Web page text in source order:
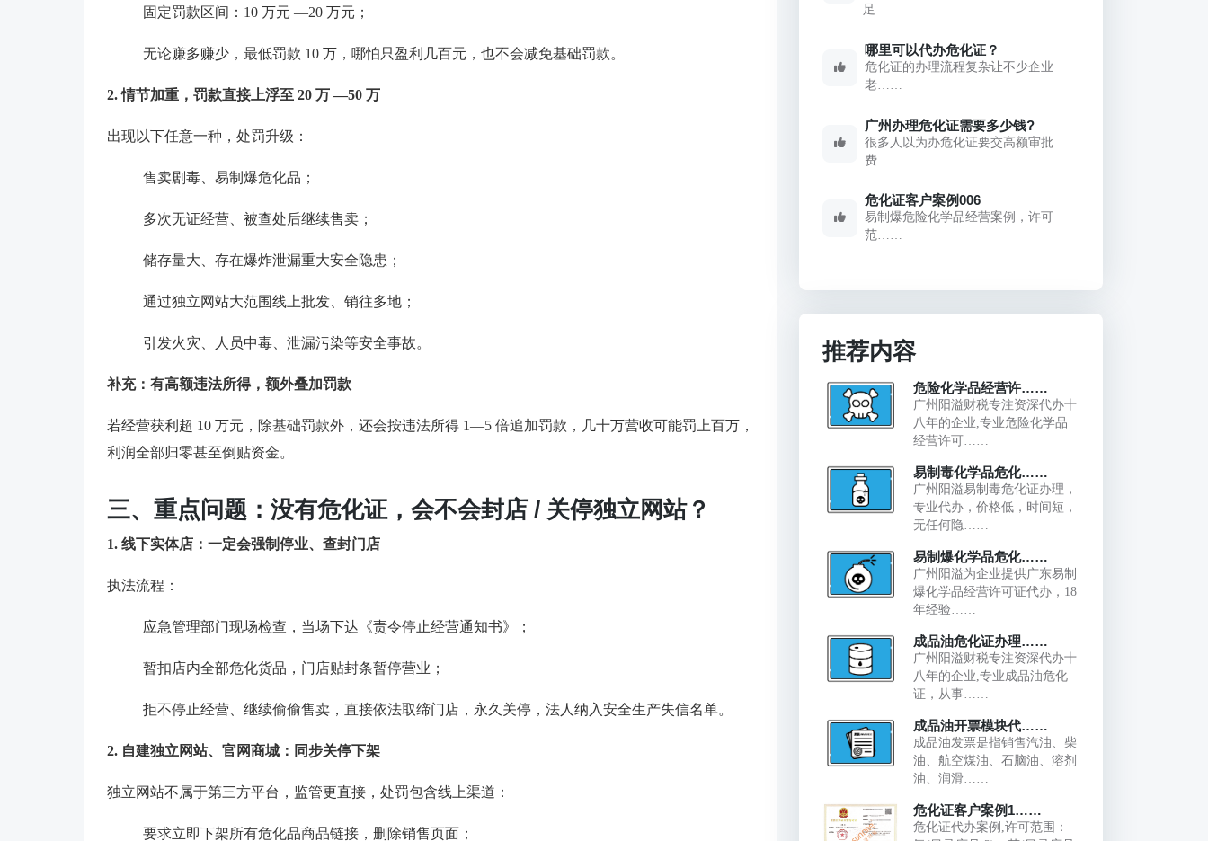
固定罚款区间：10 万元 —20 万元；
无论赚多赚少，最低罚款 10 万，哪怕只盈利几百元，也不会减免基础罚款。
2. 情节加重，罚款直接上浮至 20 万 —50 万
出现以下任意一种，处罚升级：
售卖剧毒、易制爆危化品；
多次无证经营、被查处后继续售卖；
储存量大、存在爆炸泄漏重大安全隐患；
通过独立网站大范围线上批发、销往多地；
引发火灾、人员中毒、泄漏污染等安全事故。
补充：有高额违法所得，额外叠加罚款
若经营获利超 10 万元，除基础罚款外，还会按违法所得 1—5 倍追加罚款，几十万营收可能罚上百万，
利润全部归零甚至倒贴资金。
三、重点问题：没有危化证，会不会封店 / 关停独立网站？
1. 线下实体店：一定会强制停业、查封门店
执法流程：
应急管理部门现场检查，当场下达《责令停止经营通知书》；
暂扣店内全部危化货品，门店贴封条暂停营业；
拒不停止经营、继续偷偷售卖，直接依法取缔门店，永久关停，法人纳入安全生产失信名单。
2. 自建独立网站、官网商城：同步关停下架
独立网站不属于第三方平台，监管更直接，处罚包含线上渠道：
要求立即下架所有危化品商品链接，删除销售页面；
足……
哪里可以代办危化证？
危化证的办理流程复杂让不少企业
老……
广州办理危化证需要多少钱?
很多人以为办危化证要交高额审批
费……
危化证客户案例006
易制爆危险化学品经营案例，许可
范……
推荐内容
危险化学品经营许……
广州阳溢财税专注资深代办十
八年的企业,专业危险化学品
经营许可……
易制毒化学品危化……
广州阳溢易制毒危化证办理，
专业代办，价格低，时间短，
无任何隐……
易制爆化学品危化……
广州阳溢为企业提供广东易制
爆化学品经营许可证代办，18
年经验……
成品油危化证办理……
广州阳溢财税专注资深代办十
八年的企业,专业成品油危化
证，从事……
成品油开票模块代……
成品油发票是指销售汽油、柴
油、航空煤油、石脑油、溶剂
油、润滑……
危化证客户案例1……
危化证代办案例,许可范围：